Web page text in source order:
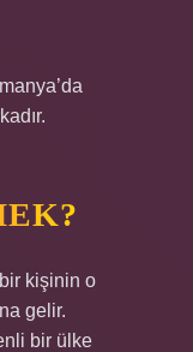
kişinin o
gelir.
bir ülke